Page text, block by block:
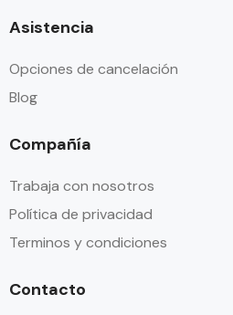
Asistencia
Opciones de cancelación
Blog
Compañía
Trabaja con nosotros
Política de privacidad
Terminos y condiciones
Contacto